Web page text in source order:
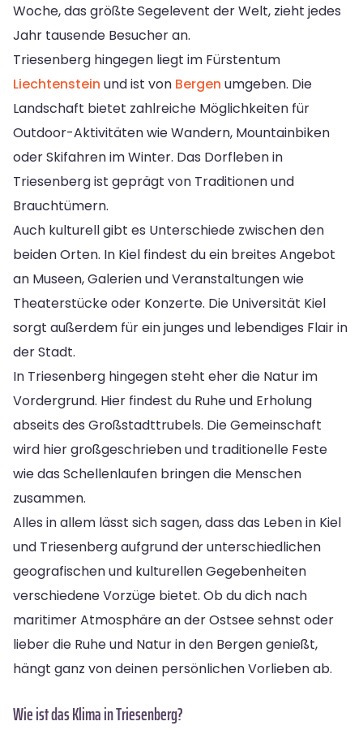
Woche, das größte Segelevent der Welt, zieht jedes
Jahr tausende Besucher an.
Triesenberg hingegen liegt im Fürstentum
Liechtenstein und ist von Bergen umgeben. Die
Landschaft bietet zahlreiche Möglichkeiten für
Outdoor-Aktivitäten wie Wandern, Mountainbiken
oder Skifahren im Winter. Das Dorfleben in
Triesenberg ist geprägt von Traditionen und
Brauchtümern.
Auch kulturell gibt es Unterschiede zwischen den
beiden Orten. In Kiel findest du ein breites Angebot
an Museen, Galerien und Veranstaltungen wie
Theaterstücke oder Konzerte. Die Universität Kiel
sorgt außerdem für ein junges und lebendiges Flair in
der Stadt.
In Triesenberg hingegen steht eher die Natur im
Vordergrund. Hier findest du Ruhe und Erholung
abseits des Großstadttrubels. Die Gemeinschaft
wird hier großgeschrieben und traditionelle Feste
wie das Schellenlaufen bringen die Menschen
zusammen.
Alles in allem lässt sich sagen, dass das Leben in Kiel
und Triesenberg aufgrund der unterschiedlichen
geografischen und kulturellen Gegebenheiten
verschiedene Vorzüge bietet. Ob du dich nach
maritimer Atmosphäre an der Ostsee sehnst oder
lieber die Ruhe und Natur in den Bergen genießt,
hängt ganz von deinen persönlichen Vorlieben ab.
Wie ist das Klima in Triesenberg?